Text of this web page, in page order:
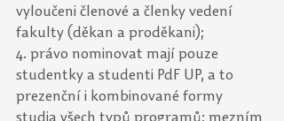
vyloučeni členové a členky vedení
fakulty (děkan a proděkani);
4. právo nominovat mají pouze
studentky a studenti PdF UP, a to
prezenční i kombinované formy
studia všech typů programů; mezním